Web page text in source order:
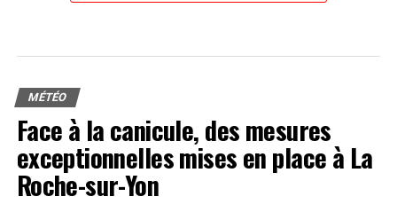
MÉTÉO
Face à la canicule, des mesures
exceptionnelles mises en place à La
Roche-sur-Yon